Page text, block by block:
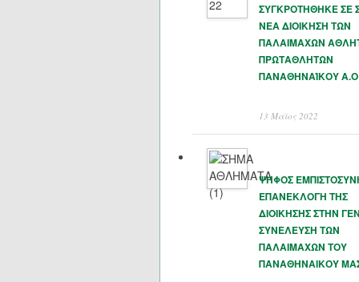
ΣΥΓΚΡΟΤΗΘΗΚΕ ΣΕ
ΝΕΑ ΔΙΟΙΚΗΣΗ ΤΩΝ
ΠΑΛΑΙΜΑΧΩΝ
ΠΡΩΤΑΘΛΗΤΩΝ
ΠΑΝΑΘΗΝΑΊΚΟΥ Α.Ο
13 Μάϊος 2022
ΨΗΦΟΣ
ΕΠΑΝΕΚΛΟΓΗ ΤΗΣ
ΔΙΟΙΚΗΣΗΣ ΣΤΗΝ
ΣΥΝΕΛΕΥΣΗ ΤΩΝ
ΠΑΛΑΙΜΑΧΩΝ ΤΟΥ
ΠΑΝΑΘΗΝΑΙΚΟΥ